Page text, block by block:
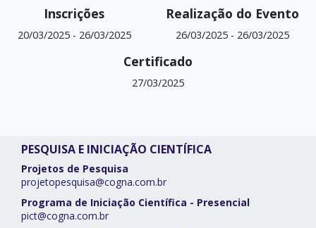
Inscrições
20/03/2025- 26/03/2025
Realização do Evento
26/03/2025- 26/03/2025
Certificado
27/03/2025
PESQUISA E INICIAÇÃO CIENTÍFICA
Projetos de Pesquisa
projetopesquisa@cogna.com.br
Programa de Iniciação Científica - Presencial
pict@cogna.com.br